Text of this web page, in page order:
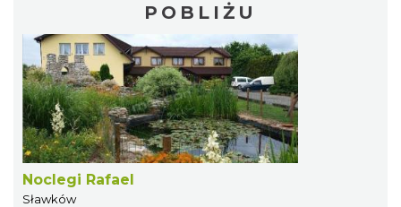
POBLIŻU
Noclegi Rafael
Sławków